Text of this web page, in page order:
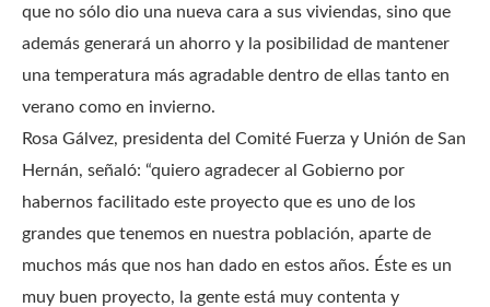
que no sólo dio una nueva cara a sus viviendas, sino que
además generará un ahorro y la posibilidad de mantener
una temperatura más agradable dentro de ellas tanto en
verano como en invierno.
Rosa Gálvez, presidenta del Comité Fuerza y Unión de San
Hernán, señaló: “quiero agradecer al Gobierno por
habernos facilitado este proyecto que es uno de los
grandes que tenemos en nuestra población, aparte de
muchos más que nos han dado en estos años. Éste es un
muy buen proyecto, la gente está muy contenta y